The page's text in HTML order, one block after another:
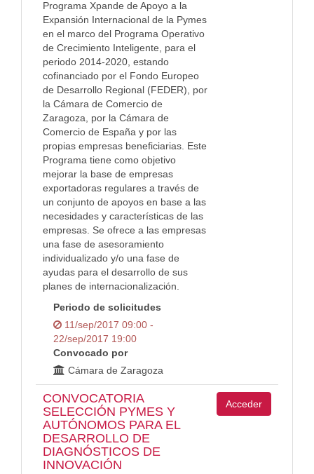
Programa Xpande de Apoyo a la
Expansión Internacional de la Pymes
en el marco del Programa Operativo
de Crecimiento Inteligente, para el
periodo 2014-2020, estando
cofinanciado por el Fondo Europeo
de Desarrollo Regional (FEDER), por
la Cámara de Comercio de
Zaragoza, por la Cámara de
Comercio de España y por las
propias empresas beneficiarias. Este
Programa tiene como objetivo
mejorar la base de empresas
exportadoras regulares a través de
un conjunto de apoyos en base a las
necesidades y características de las
empresas. Se ofrece a las empresas
una fase de asesoramiento
individualizado y/o una fase de
ayudas para el desarrollo de sus
planes de internacionalización.
Periodo de solicitudes
11/sep/2017 09:00 -
22/sep/2017 19:00
Convocado por
Cámara de Zaragoza
CONVOCATORIA
SELECCIÓN PYMES Y
AUTÓNOMOS PARA EL
DESARROLLO DE
DIAGNÓSTICOS DE
INNOVACIÓN
Acceder